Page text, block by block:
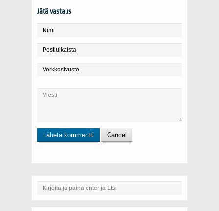
Jätä vastaus